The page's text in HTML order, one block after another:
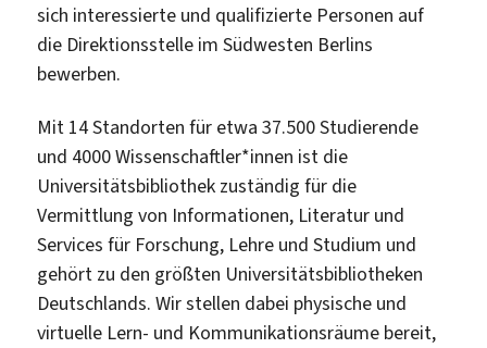
sich interessierte und qualifizierte Personen auf
die Direktionsstelle im Südwesten Berlins
bewerben.
Mit 14 Standorten für etwa 37.500 Studierende
und 4000 Wissenschaftler*innen ist die
Universitätsbibliothek zuständig für die
Vermittlung von Informationen, Literatur und
Services für Forschung, Lehre und Studium und
gehört zu den größten Universitätsbibliotheken
Deutschlands. Wir stellen dabei physische und
virtuelle Lern- und Kommunikationsräume bereit,